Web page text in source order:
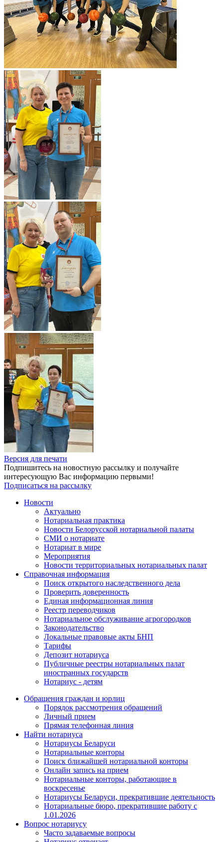
Версия для печати
Подпишитесь на новостную рассылку и получайте
интересующую Вас информацию первыми!
Подписаться на рассылку
Новости
Актуально
Нотариальная практика
Новости Белорусской нотариальной палаты
СМИ о нотариате
Нотариат в мире
Мероприятия
Новости территориальных нотариальных палат
Справочная информация
Поиск открытого наследственного дела
Проверить доверенность
Единая информационная линия
Реестр переводчиков
Нотариальное обслуживание агрогородков
Законодательство
Локальные правовые акты БНП
Тарифы
Депозит нотариуса
Публичные реестры нотариальных палат
иностранных государств
Нотариус - детям
Обращения граждан и юрлиц
Порядок рассмотрения обращений
Личный прием
Прямая телефонная линия
Найти нотариуса
Нотариусы Беларуси
Нотариальные конторы
Поиск ближайшей нотариальной конторы
Онлайн запись на прием
Нотариальные конторы, работающие в
воскресенье
Нотариусы Беларуси, прекратившие деятельность
Нотариальные бюро, прекратившие работу с
1.01.2026
Вопрос нотариусу
Часто задаваемые вопросы